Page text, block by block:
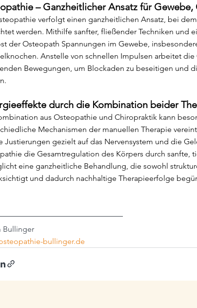
– Ganzheitlicher Ansatz für
verfolgt einen ganzheitlichen Ansatz, bei
werden. Mithilfe sanfter, fließender Techniken und
der Osteopath Spannungen im Gewebe,
Anstelle von schnellen Impulsen arbeitet
Bewegungen, um Blockaden zu beseitigen und
durch die Kombination beider
aus Osteopathie und Chiropraktik kann
Mechanismen der manuellen Therapie
Justierungen gezielt auf das Nervensystem und die
die Gesamtregulation des Körpers durch sanfte,
eine ganzheitliche Behandlung, die sowohl
und dadurch nachhaltige Therapieerfolge
Bullinger
bullinger.de